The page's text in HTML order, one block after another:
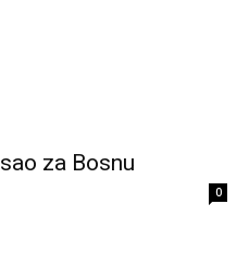
za Bosnu
0